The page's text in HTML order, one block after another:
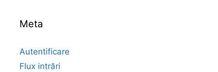
Meta
Autentificare
Flux intrări